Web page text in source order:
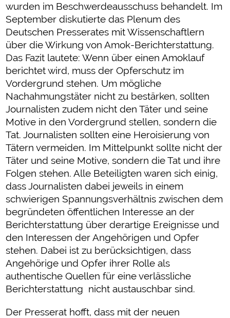
wurden im Beschwerdeausschuss behandelt. Im
September diskutierte das Plenum des
Deutschen Presserates mit Wissenschaftlern
über die Wirkung von Amok-Berichterstattung.
Das Fazit lautete: Wenn über einen Amoklauf
berichtet wird, muss der Opferschutz im
Vordergrund stehen. Um mögliche
Nachahmungstäter nicht zu bestärken, sollten
Journalisten zudem nicht den Täter und seine
Motive in den Vordergrund stellen, sondern die
Tat. Journalisten sollten eine Heroisierung von
Tätern vermeiden. Im Mittelpunkt sollte nicht der
Täter und seine Motive, sondern die Tat und ihre
Folgen stehen. Alle Beteiligten waren sich einig,
dass Journalisten dabei jeweils in einem
schwierigen Spannungsverhältnis zwischen dem
begründeten öffentlichen Interesse an der
Berichterstattung über derartige Ereignisse und
den Interessen der Angehörigen und Opfer
stehen. Dabei ist zu berücksichtigen, dass
Angehörige und Opfer ihrer Rolle als
authentische Quellen für eine verlässliche
Berichterstattung nicht austauschbar sind.
Der Presserat hofft, dass mit der neuen